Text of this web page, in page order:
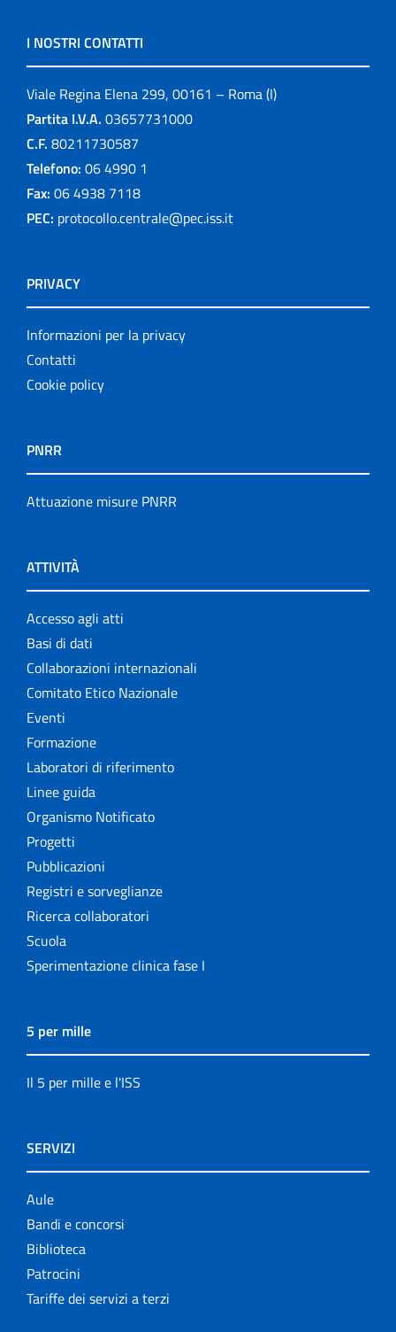
I NOSTRI CONTATTI
Viale Regina Elena 299, 00161 – Roma (I)
Partita I.V.A. 03657731000
C.F. 80211730587
Telefono: 06 4990 1
Fax: 06 4938 7118
PEC: protocollo.centrale@pec.iss.it
PRIVACY
Informazioni per la privacy
Contatti
Cookie policy
PNRR
Attuazione misure PNRR
ATTIVITÀ
Accesso agli atti
Basi di dati
Collaborazioni internazionali
Comitato Etico Nazionale
Eventi
Formazione
Laboratori di riferimento
Linee guida
Organismo Notificato
Progetti
Pubblicazioni
Registri e sorveglianze
Ricerca collaboratori
Scuola
Sperimentazione clinica fase I
5 per mille
Il 5 per mille e l'ISS
SERVIZI
Aule
Bandi e concorsi
Biblioteca
Patrocini
Tariffe dei servizi a terzi